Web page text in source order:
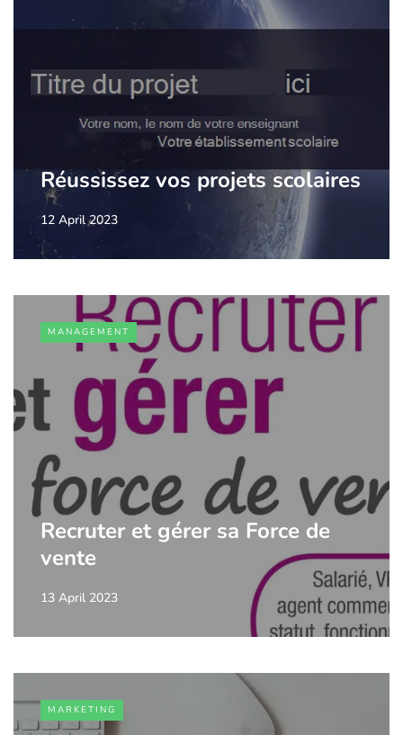
Réussissez vos projets scolaires
12 April 2023
MANAGEMENT
Recruter et gérer sa Force de
vente
13 April 2023
MARKETING